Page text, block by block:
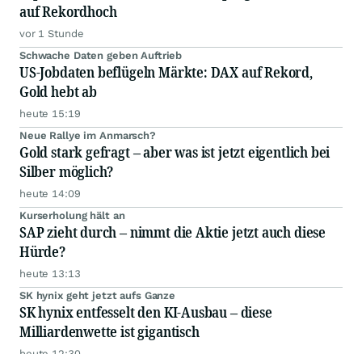
auf Rekordhoch
vor 1 Stunde
Schwache Daten geben Auftrieb
US-Jobdaten beflügeln Märkte: DAX auf Rekord,
Gold hebt ab
heute 15:19
Neue Rallye im Anmarsch?
Gold stark gefragt – aber was ist jetzt eigentlich bei
Silber möglich?
heute 14:09
Kurserholung hält an
SAP zieht durch – nimmt die Aktie jetzt auch diese
Hürde?
heute 13:13
SK hynix geht jetzt aufs Ganze
SK hynix entfesselt den KI-Ausbau – diese
Milliardenwette ist gigantisch